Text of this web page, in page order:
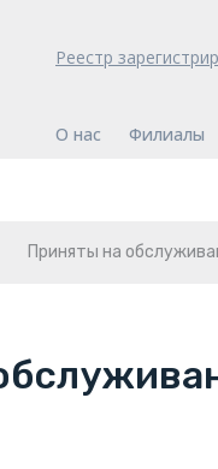
Реестр
О нас Филиалы
Приняты на